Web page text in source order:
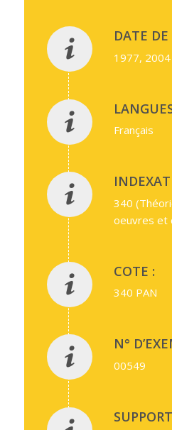
DATE
1977, 2004
Français
340
oeuvres et
COTE :
340 PAN
N°
00549